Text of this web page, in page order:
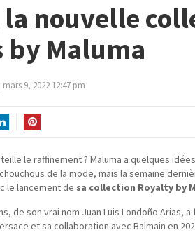
nouvelle
Maluma
mars 9, 2022 12:47 pm
le raffinement ? Maluma a quelques
de la mode, mais la semaine
le lancement de sa collection Royalty by
de son vrai nom Juan Luis Londoño Arias,
et sa collaboration avec Balmain en